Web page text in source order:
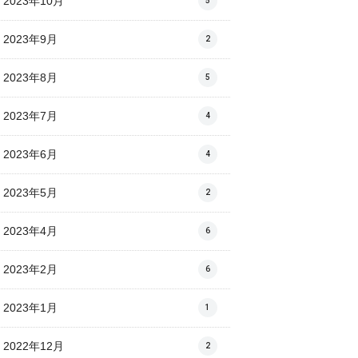
2023年9月 2
2023年8月 5
2023年7月 4
2023年6月 4
2023年5月 2
2023年4月 6
2023年2月 6
2023年1月 1
2022年12月 2